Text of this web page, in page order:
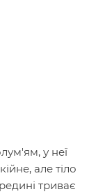
у неї
але тіло
триває